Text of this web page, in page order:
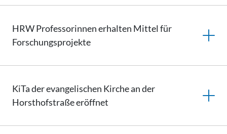
HRW Professorinnen erhalten Mittel für
Forschungsprojekte
KiTa der evangelischen Kirche an der
Horsthofstraße eröffnet